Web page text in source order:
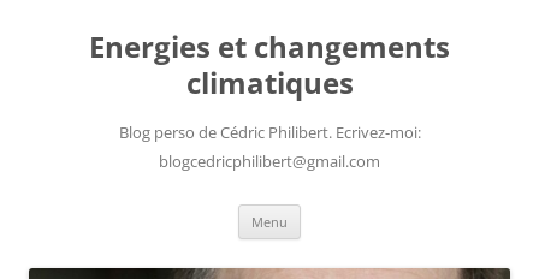
contenuEnergies et changements
climatiques
Blog perso de Cédric Philibert. Ecrivez-moi:
blogcedricphilibert@gmail.com
Menu